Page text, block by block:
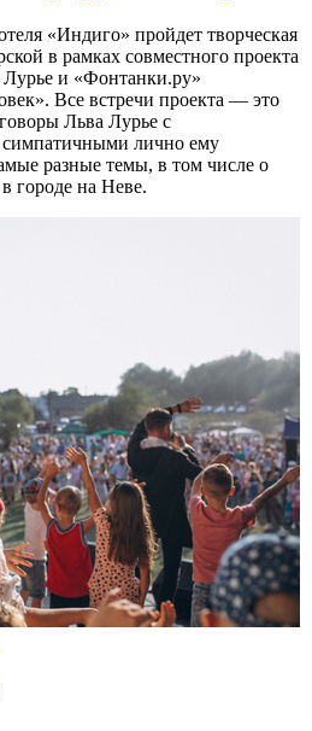
«Индиго» пройдет творческая
в рамках совместного проекта
и «Фонтанки.ру»
Все встречи проекта — это
Льва Лурье с
лично ему
разные темы, в том числе о
городе на Неве.